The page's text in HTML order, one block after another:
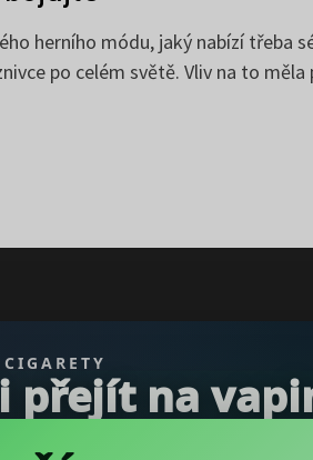
herního módu, jaký nabízí třeba
po celém světě. Vliv na to
přejít na